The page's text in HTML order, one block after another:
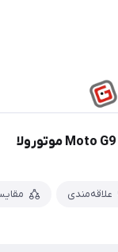
علاقه‌مندی